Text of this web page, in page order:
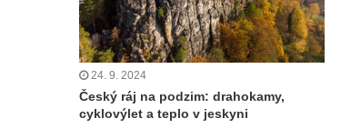
24. 9. 2024
Český ráj na podzim: drahokamy,
cyklovýlet a teplo v jeskyni